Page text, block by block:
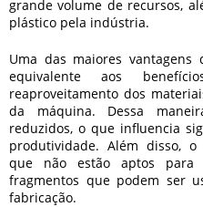
grande volume de recursos,
plástico pela indústria.
Uma das maiores vantagens
equivalente aos
reaproveitamento dos
da máquina. Dessa
reduzidos, o que influencia
produtividade. Além disso,
que não estão aptos para
fragmentos que podem ser
fabricação.